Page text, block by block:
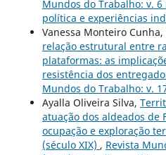
Mundos do Trabalho: v.
política e experiências
Vanessa Monteiro
relação estrutural entre
plataformas: as
resistência dos
Mundos do Trabalho: v.
Ayalla Oliveira Silva,
atuação dos aldeados de
ocupação e exploração
(século XIX) , Revista